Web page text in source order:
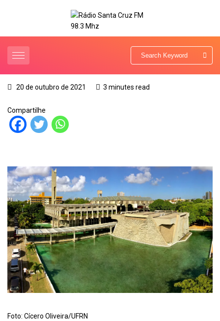
20 de outubro de 2021 3 minutes read
Compartilhe
Foto: Cícero Oliveira/UFRN